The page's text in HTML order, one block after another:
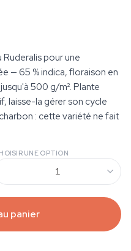
Ruderalis pour une
— 65 % indica, floraison en
500 g/m². Plante
laisse-la gérer son cycle
: cette variété ne fait
UNE OPTION
1
panier